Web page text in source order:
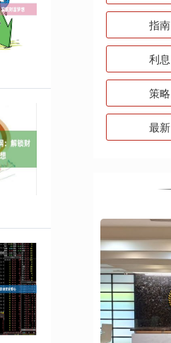
指南
利息
策略
最新